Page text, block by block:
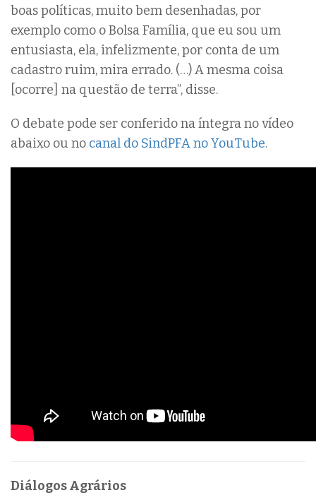
boas políticas, muito bem desenhadas, por
exemplo como o Bolsa Família, que eu sou um
entusiasta, ela, infelizmente, por conta de um
cadastro ruim, mira errado. (…) A mesma coisa
[ocorre] na questão de terra”, disse.
O debate pode ser conferido na íntegra no vídeo
abaixo ou no canal do SindPFA no YouTube.
Diálogos Agrários